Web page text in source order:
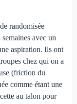
randomi­sée
avec un
aspi­ration. Ils ont
chez qui on a
(fric­tion du
comme étant une
au talon pour